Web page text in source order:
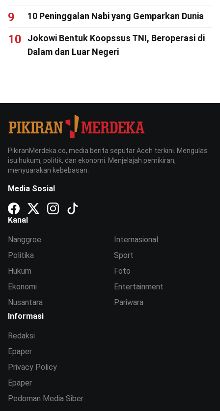
10 Peninggalan Nabi yang Gemparkan Dunia
Jokowi Bentuk Koopssus TNI, Beroperasi di
Dalam dan Luar Negeri
PikiranMerdeka.co, media berita seputar Aceh terkini. Mengulas
isu hukum, politik, dan ekonomi. Menjelajah pemikiran,
menyuarakan kebebasan.
Media Sosial
Kanal
Nanggroe
Politika
Hukum
Ekonomi
Nusantara
Internasional
Sport
Foto
Entertainment
Pariwara
Informasi
Redaksi
Epaper
Privacy Policy
Epaper
Pedoman Media Siber